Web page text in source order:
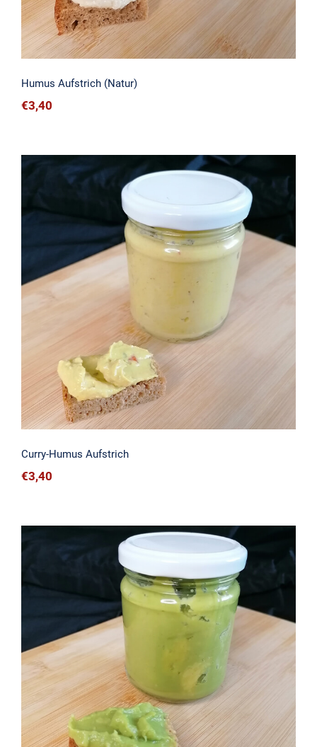
Humus Aufstrich (Natur)
€3,40
Curry-Humus Aufstrich
Curry-Humus Aufstrich
€3,40
Avocado Aufstrich